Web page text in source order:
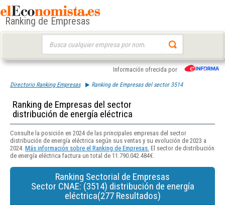
Ranking de Empresas
Información ofrecida por
Directorio Ranking Empresas Ranking de Empresas del sector 3514
Ranking de Empresas del sector
distribución de energía eléctrica
Consulte la posición en 2024 de las principales empresas del sector
distribución de energía eléctrica según sus ventas y su evolución de 2023 a
2024. Más información sobre el Ranking de Empresas. El sector de distribución
de energía eléctrica factura un total de 11.790.042.484€.
Ranking Sectorial de Empresas
Sector CNAE: (3514) distribución de energía
eléctrica(277 Resultados)